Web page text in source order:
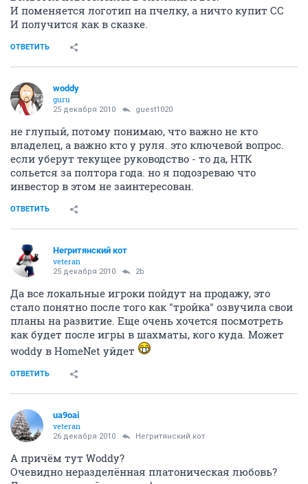
И поменяется логотип на пчелку, а ничто купит СС
И получится как в сказке.
ОТВЕТИТЬ
woddy
guru
25 декабря 2010 guest1020
не глупый, потому понимаю, что важно не кто
владелец, а важно кто у руля. это ключевой вопрос.
если уберут текущее руководство - то да, НТК
сольется за полтора года. но я подозреваю что
инвестор в этом не заинтересован.
ОТВЕТИТЬ
Негритянский кот
veteran
25 декабря 2010 2b
Да все локальные игроки пойдут на продажу, это
стало понятно после того как "тройка" озвучила свои
планы на развитие. Еще очень хочется посмотреть
как будет после игры в шахматы, кого куда. Может
woddy в HomeNet уйдет
ОТВЕТИТЬ
ua9oai
veteran
26 декабря 2010 Негритянский кот
А причём тут Woddy?
Очевидно неразделённая платоническая любовь?